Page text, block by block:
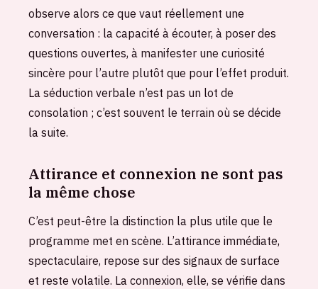
observe alors ce que vaut réellement une
conversation : la capacité à écouter, à poser des
questions ouvertes, à manifester une curiosité
sincère pour l’autre plutôt que pour l’effet produit.
La séduction verbale n’est pas un lot de
consolation ; c’est souvent le terrain où se décide
la suite.
Attirance et connexion ne sont pas
la même chose
C’est peut-être la distinction la plus utile que le
programme met en scène. L’attirance immédiate,
spectaculaire, repose sur des signaux de surface
et reste volatile. La connexion, elle, se vérifie dans